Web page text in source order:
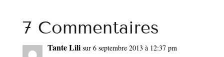
7 Commentaires
Tante Lili sur 6 septembre 2013 à 12:37 pm